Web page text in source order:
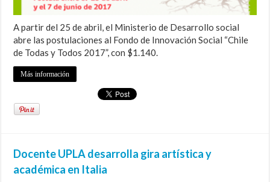
A partir del 25 de abril, el Ministerio de Desarrollo social
abre las postulaciones al Fondo de Innovación Social “Chile
de Todas y Todos 2017”, con $1.140.
Más información
Docente UPLA desarrolla gira artística y
académica en Italia